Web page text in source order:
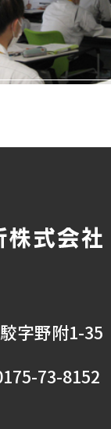
字野附1-35
73-8152